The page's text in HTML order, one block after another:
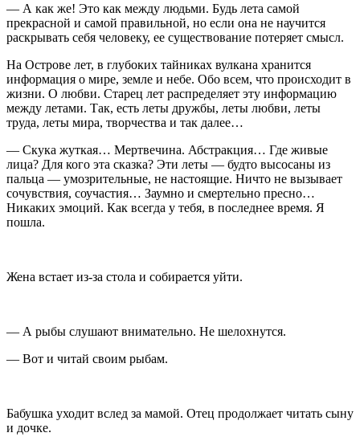
— А как же! Это как между людьми. Будь лета самой
прекрасной и самой правильной, но если она не научится
раскрывать себя человеку, ее существование потеряет смысл.
На Острове лет, в глубоких тайниках вулкана хранится
информация о мире, земле и небе. Обо всем, что происходит в
жизни. О любви. Старец лет распределяет эту информацию
между летами. Так, есть леты дружбы, леты любви, леты
труда, леты мира, творчества и так далее…
— Скука жуткая… Мертвечина. Абстракция… Где живые
лица? Для кого эта сказка? Эти леты — будто высосаны из
пальца — умозрительные, не настоящие. Ничто не вызывает
сочувствия, соучастия… Заумно и смертельно пресно…
Никаких эмоций. Как всегда у тебя, в последнее время. Я
пошла.
Жена встает из-за стола и собирается уйти.
— А рыбы слушают внимательно. Не шелохнутся.
— Вот и читай своим рыбам.
Бабушка уходит вслед за мамой. Отец продолжает читать сыну
и дочке.